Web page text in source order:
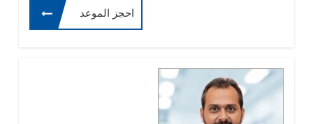
احجز الموعد